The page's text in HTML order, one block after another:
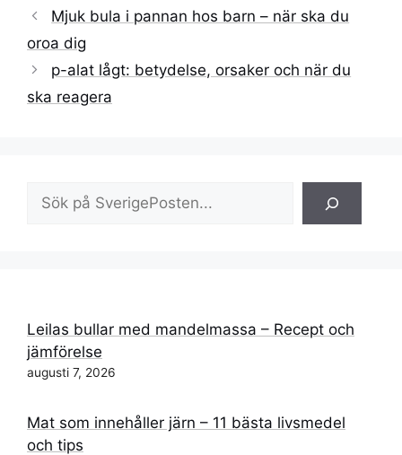
Mjuk bula i pannan hos barn – när ska du
oroa dig
p-alat lågt: betydelse, orsaker och när du
ska reagera
Sök
Leilas bullar med mandelmassa – Recept och
jämförelse
augusti 7, 2026
Mat som innehåller järn – 11 bästa livsmedel
och tips